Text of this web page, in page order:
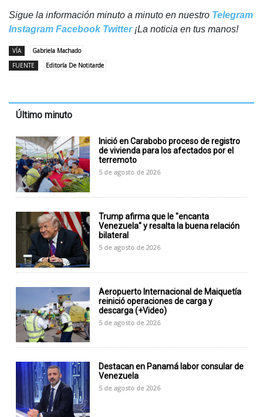
Sigue la información minuto a minuto en nuestro Telegram
Instagram Facebook Twitter¡La noticia en tus manos!
VÍA
Gabriela Machado
FUENTE
Editoría De Notitarde
Último minuto
Inició en Carabobo proceso de registro
de vivienda para los afectados por el
terremoto
5 de agosto de 2026
Trump afirma que le "encanta
Venezuela" y resalta la buena relación
bilateral
5 de agosto de 2026
Aeropuerto Internacional de Maiquetía
reinició operaciones de carga y
descarga (+Video)
5 de agosto de 2026
Destacan en Panamá labor consular de
Venezuela
5 de agosto de 2026